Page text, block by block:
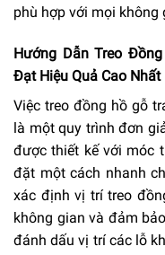
phù hợp với mọi không
Hướng Dẫn Treo
Đạt Hiệu Quả Cao Nhất
Việc treo đồng hồ gỗ
là một quy trình đơn
được thiết kế với móc
đặt một cách nhanh
xác định vị trí treo
không gian và đảm
đánh dấu vị trí các lỗ